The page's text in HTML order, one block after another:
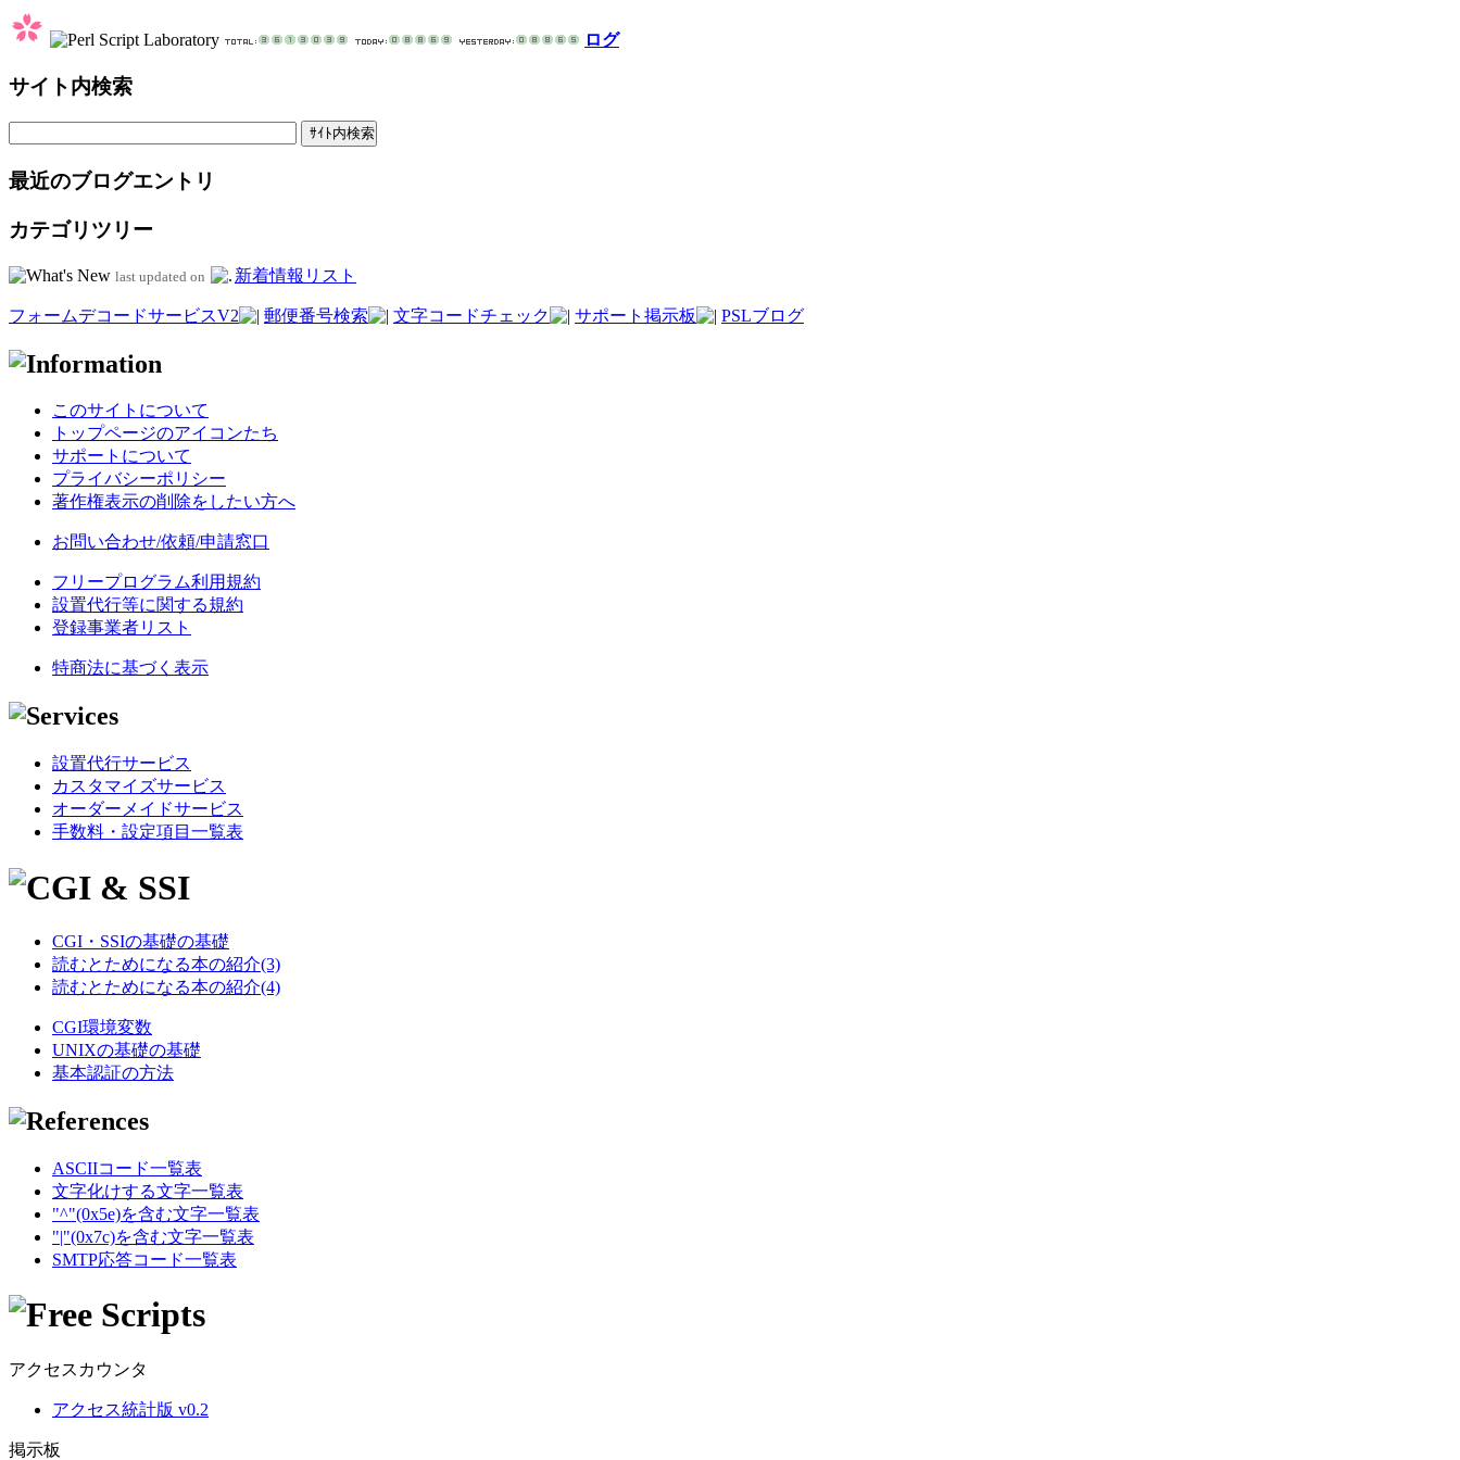
ログ
サイト内検索
最近のブログエントリ
カテゴリツリー
last updated on 新着情報リスト
フォームデコードサービスV2 郵便番号検索 文字コードチェック サポート掲示板 PSLブログ
このサイトについて
トップページのアイコンたち
サポートについて
プライバシーポリシー
著作権表示の削除をしたい方へ
お問い合わせ/依頼/申請窓口
フリープログラム利用規約
設置代行等に関する規約
登録事業者リスト
特商法に基づく表示
設置代行サービス
カスタマイズサービス
オーダーメイドサービス
手数料・設定項目一覧表
CGI・SSIの基礎の基礎
読むとためになる本の紹介(3)
読むとためになる本の紹介(4)
CGI環境変数
UNIXの基礎の基礎
基本認証の方法
ASCIIコード一覧表
文字化けする文字一覧表
"^"(0x5e)を含む文字一覧表
"|"(0x7c)を含む文字一覧表
SMTP応答コード一覧表
アクセスカウンタ
アクセス統計版 v0.2
掲示板